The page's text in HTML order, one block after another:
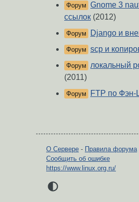
Форум Gnome 3
ссылок (2012)
Форум Django и
Форум scp и
Форум локальный
(2011)
Форум FTP по
О Сервере - Правила форума
Сообщить об ошибке
https://www.linux.org.ru/